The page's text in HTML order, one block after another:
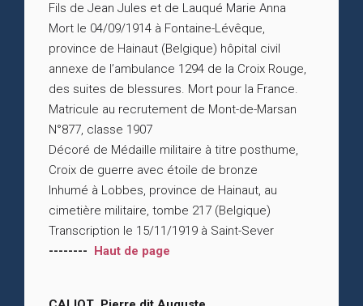
Fils de Jean Jules et de Lauqué Marie Anna
Mort le 04/09/1914 à Fontaine-Lévêque,
province de Hainaut (Belgique) hôpital civil
annexe de l’ambulance 1294 de la Croix Rouge,
des suites de blessures. Mort pour la France.
Matricule au recrutement de Mont-de-Marsan
N°877, classe 1907
Décoré de Médaille militaire à titre posthume,
Croix de guerre avec étoile de bronze
Inhumé à Lobbes, province de Hainaut, au
cimetière militaire, tombe 217 (Belgique)
Transcription le 15/11/1919 à Saint-Sever
-------- Haut de page